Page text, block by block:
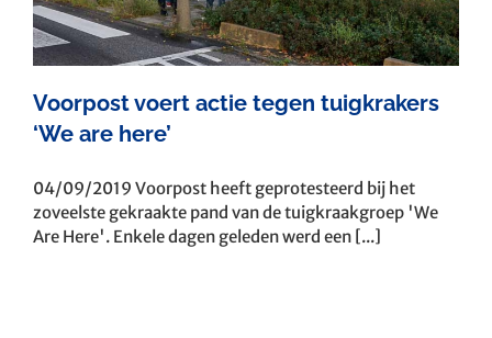
Voorpost voert actie tegen tuigkrakers
‘We are here’
04/09/2019 Voorpost heeft geprotesteerd bij het
zoveelste gekraakte pand van de tuigkraakgroep 'We
Are Here'. Enkele dagen geleden werd een [...]